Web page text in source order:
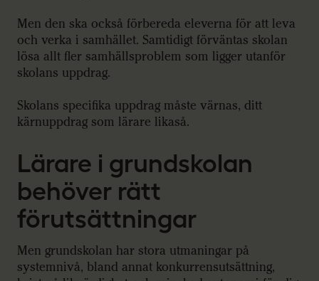
Men den ska också förbereda eleverna för att leva
och verka i samhället. Samtidigt förväntas skolan
lösa allt fler samhällsproblem som ligger utanför
skolans uppdrag.
Skolans specifika uppdrag måste värnas, ditt
kärnuppdrag som lärare likaså.
Lärare i grundskolan
behöver rätt
förutsättningar
Men grundskolan har stora utmaningar på
systemnivå, bland annat konkurrensutsättning,